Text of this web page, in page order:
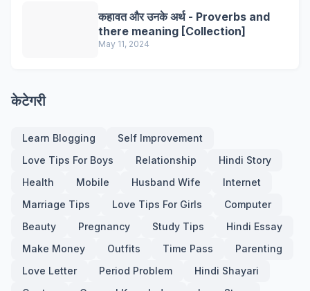
कहावत और उनके अर्थ - Proverbs and
there meaning [Collection]
May 11, 2024
केटेगरी
Learn Blogging
Self Improvement
Love Tips For Boys
Relationship
Hindi Story
Health
Mobile Husband Wife
Internet
Marriage Tips
Love Tips For Girls
Computer
Beauty
Pregnancy Study Tips
Hindi Essay
Make Money
Outfits Time Pass
Parenting
Love Letter
Period Problem
Hindi Shayari